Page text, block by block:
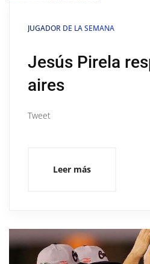
JUGADOR DE LA SEMANA
Jesús Pirela
aires
Tweet
Leer más